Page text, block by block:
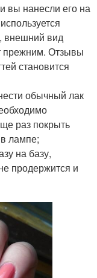
вы нанесли его на
внешний вид
прежним. Отзывы
становится
обычный лак
раз покрыть
лампе;
на базу,
продержится и